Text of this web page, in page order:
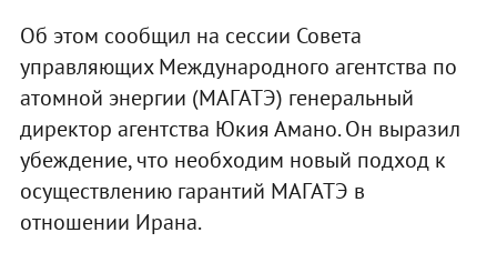
Об этом сообщил на сессии Совета
управляющих Международного агентства по
атомной энергии (МАГАТЭ) генеральный
директор агентства Юкия Амано. Он выразил
убеждение, что необходим новый подход к
осуществлению гарантий МАГАТЭ в
отношении Ирана.